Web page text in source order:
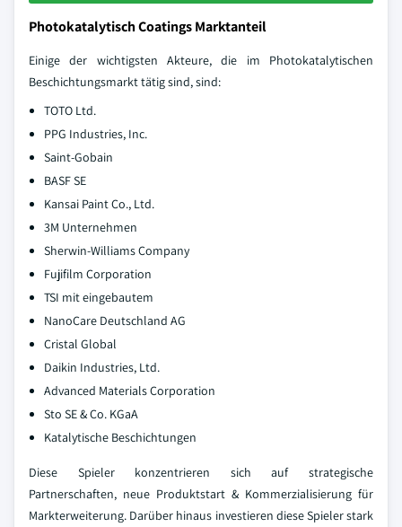
Photokatalytisch Coatings Marktanteil
Einige der wichtigsten Akteure, die im Photokatalytischen
Beschichtungsmarkt tätig sind, sind:
TOTO Ltd.
PPG Industries, Inc.
Saint-Gobain
BASF SE
Kansai Paint Co., Ltd.
3M Unternehmen
Sherwin-Williams Company
Fujifilm Corporation
TSI mit eingebautem
NanoCare Deutschland AG
Cristal Global
Daikin Industries, Ltd.
Advanced Materials Corporation
Sto SE & Co. KGaA
Katalytische Beschichtungen
Diese Spieler konzentrieren sich auf strategische
Partnerschaften, neue Produktstart & Kommerzialisierung für
Markterweiterung. Darüber hinaus investieren diese Spieler stark